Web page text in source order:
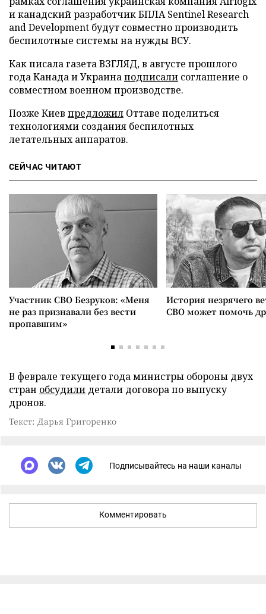
и канадский разработчик БПЛА Sentinel Research
and Development будут совместно производить
беспилотные системы на нужды ВСУ.
Как писала газета ВЗГЛЯД, в августе прошлого
года Канада и Украинаподписали соглашение о
совместном военном производстве.
Позже Киев предложил Оттаве поделиться
технологиями создания беспилотных
летательных аппаратов.
СЕЙЧАС ЧИТАЮТ
Участник СВО Безруков: «Меня
не раз признавали без вести
пропавшим»
История незрячего
СВО может помочь
В феврале текущего года министры обороны двух
стран обсудили детали договора по выпуску
дронов.
Текст: Дарья Григоренко
Подписывайтесь на наши каналы
Комментировать